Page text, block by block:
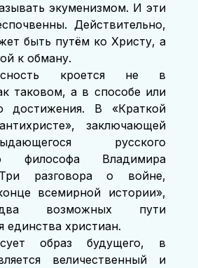
экуменизмом. И эти
Действительно,
быть путём ко Христу, а
к обману.
кроется не в
таковом, а в способе или
достижения. В «Краткой
заключающей
русского
философа Владимира
разговора о войне,
всемирной истории»,
возможных пути
единства христиан.
образ будущего, в
величественный и